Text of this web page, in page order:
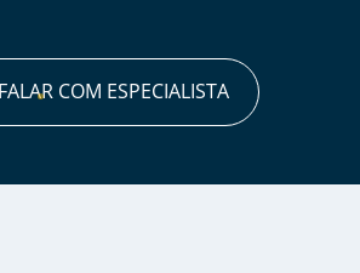
FALAR COM ESPECIALISTA